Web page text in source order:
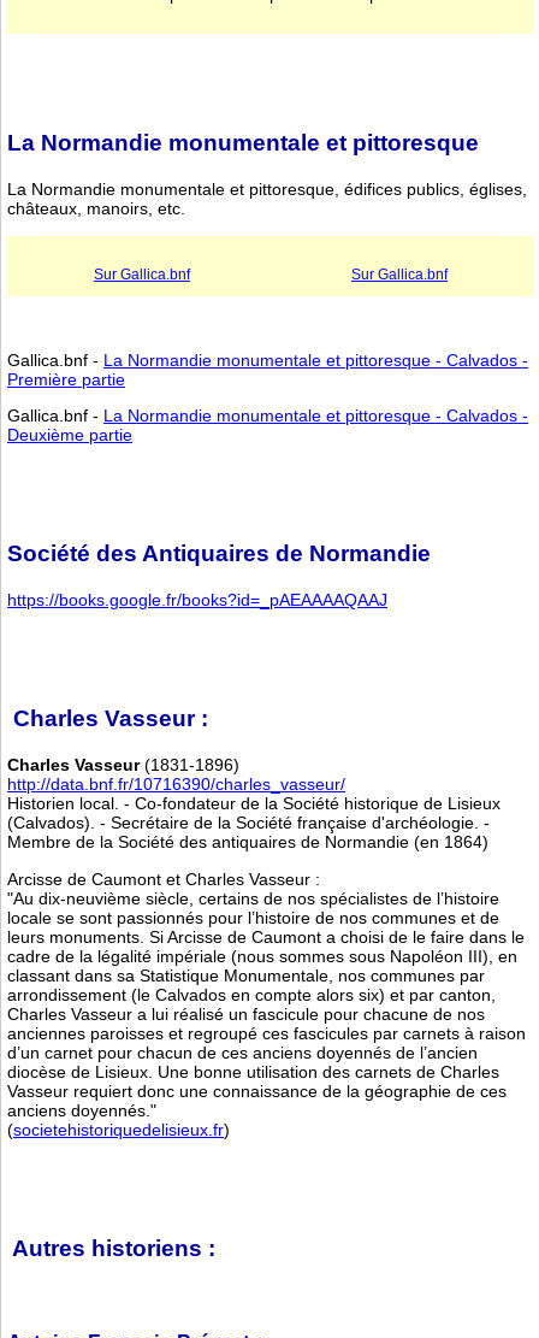
La Normandie monumentale et pittoresque
La Normandie monumentale et pittoresque, édifices publics, églises,
châteaux, manoirs, etc.
Sur Gallica.bnf Sur Gallica.bnf
Gallica.bnf - La Normandie monumentale et pittoresque - Calvados -
Première partie
Gallica.bnf - La Normandie monumentale et pittoresque - Calvados -
Deuxième partie
Société des Antiquaires de Normandie
https://books.google.fr/books?id=_pAEAAAAQAAJ
Charles Vasseur :
Charles Vasseur(1831-1896)
http://data.bnf.fr/10716390/charles_vasseur/
Historien local. - Co-fondateur de la Société historique de Lisieux
(Calvados). - Secrétaire de la Société française d'archéologie. -
Membre de la Société des antiquaires de Normandie (en 1864)
Arcisse de Caumont et Charles Vasseur :
"Au dix-neuvième siècle, certains de nos spécialistes de l’histoire
locale se sont passionnés pour l’histoire de nos communes et de
leurs monuments. Si Arcisse de Caumont a choisi de le faire dans le
cadre de la légalité impériale (nous sommes sous Napoléon III), en
classant dans sa Statistique Monumentale, nos communes par
arrondissement (le Calvados en compte alors six) et par canton,
Charles Vasseur a lui réalisé un fascicule pour chacune de nos
anciennes paroisses et regroupé ces fascicules par carnets à raison
d’un carnet pour chacun de ces anciens doyennés de l’ancien
diocèse de Lisieux. Une bonne utilisation des carnets de Charles
Vasseur requiert donc une connaissance de la géographie de ces
anciens doyennés."
(societehistoriquedelisieux.fr)
Autres historiens :